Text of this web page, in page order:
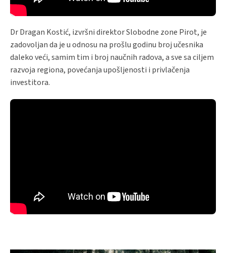
Dr Dragan Kostić, izvršni direktor Slobodne zone Pirot, je
zadovoljan da je u odnosu na prošlu godinu broj učesnika
daleko veći, samim tim i broj naučnih radova, a sve sa ciljem
razvoja regiona, povećanja upošljenosti i privlačenja
investitora.